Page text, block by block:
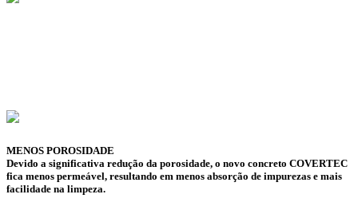
MENOS POROSIDADE
Devido a significativa redução da porosidade, o novo concreto COVERTEC
fica menos permeável, resultando em menos absorção de impurezas e mais
facilidade na limpeza.